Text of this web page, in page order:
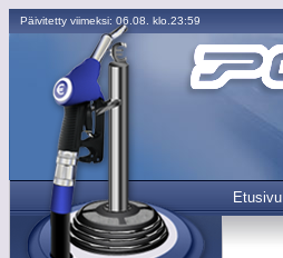
Päivitetty viimeksi: 06.08. klo.23:59
Etusivu